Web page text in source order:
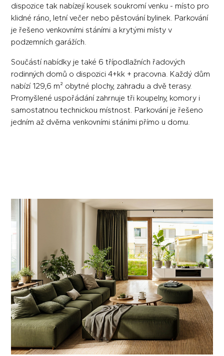
dispozice tak nabízejí kousek soukromí venku - místo pro
klidné ráno, letní večer nebo pěstování bylinek. Parkování
je řešeno venkovními stáními a krytými místy v
podzemních garážích.
Součástí nabídky je také 6 třípodlažních řadových
rodinných domů o dispozici 4+kk + pracovna. Každý dům
nabízí 129,6 m² obytné plochy, zahradu a dvě terasy.
Promyšlené uspořádání zahrnuje tři koupelny, komory i
samostatnou technickou místnost. Parkování je řešeno
jedním až dvěma venkovními stáními přímo u domu.